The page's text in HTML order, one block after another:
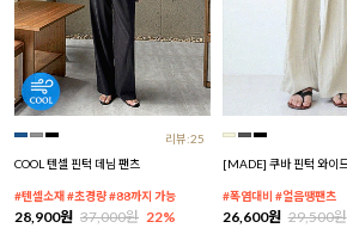
리뷰:25
COOL 텐셀 핀턱 데님 팬츠
#텐셀소재 #초경량 #88까지 가능
28,900원 37,000원 22%
[MADE] 쿠바 핀턱 와이
#폭염대비 #얼음땡팬츠
26,600원 29,500원